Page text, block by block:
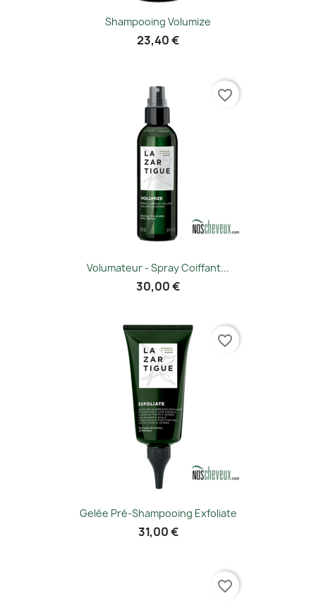
Shampooing Volumize
23,40 €
Volumateur - Spray Coiffant...
30,00 €
favorite_border
Gelée Pré-Shampooing Exfoliate
31,00 €
favorite_border
favorite_border